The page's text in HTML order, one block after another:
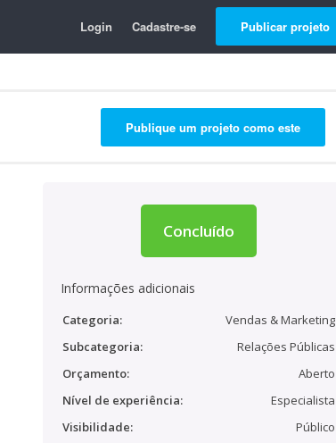
Login Cadastre-se Publicar projeto
Publique um projeto como este
Concluído
Informações adicionais
Categoria:
Vendas & Marketing
Subcategoria:
Relações Públicas
Orçamento:
Aberto
Nível de experiência:
Especialista
Visibilidade:
Público